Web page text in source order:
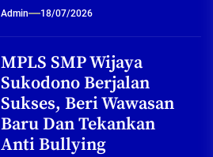
Admin 18/07/2026
MPLS SMP Wijaya
Sukodono Berjalan
Sukses, Beri Wawasan
Baru Dan Tekankan
Anti Bullying